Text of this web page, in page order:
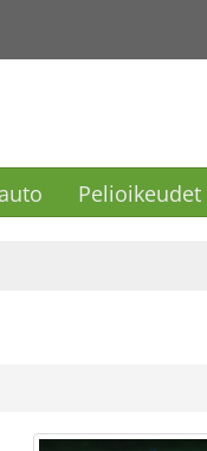
Pelioikeudet